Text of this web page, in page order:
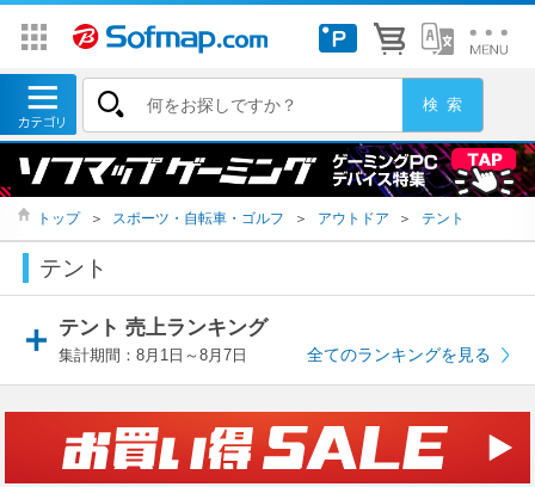
トップ ＞ スポーツ・自転車・ゴルフ ＞ アウトドア ＞ テント
テント
テント 売上ランキング
集計期間：8月1日～8月7日 全てのランキングを見る